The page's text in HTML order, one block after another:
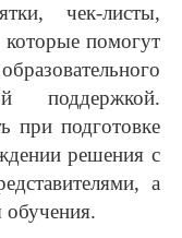
чек-листы,
помогут
поддержкой.
при подготовке
решения с
а
обучения.